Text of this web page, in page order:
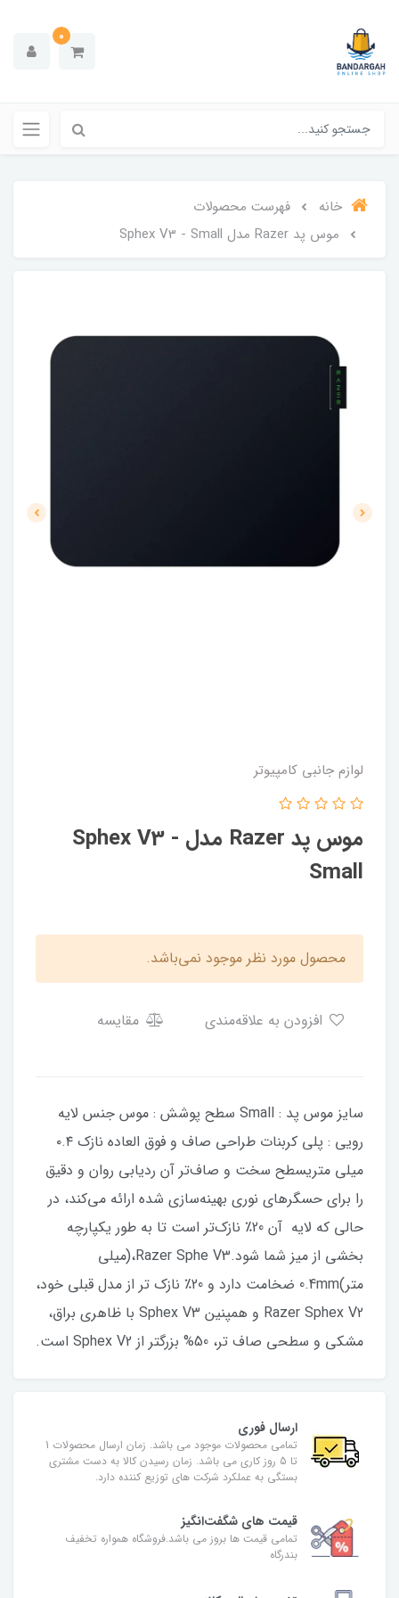
0
خانه
فهرست محصولات
موس پد Razer مدل Sphex V3 - Small
لوازم جانبی کامپیوتر
موس پد Razer مدل Sphex V3 -
Small
محصول مورد نظر موجود نمی‌باشد.
مقایسه
سایز موس پد : Small سطح پوشش : موس جنس لایه
رویی : پلی کربنات طراحی صاف و فوق العاده نازک ۰.۴
میلی متریسطح سخت و صاف‌تر آن ردیابی روان و دقیق
را برای حسگرهای نوری بهینه‌سازی شده ارائه می‌کند، در
حالی که لایه آن 20٪ نازک‌تر است تا به طور یکپارچه
بخشی از میز شما شود.Razer Sphe V3،(میلی
متر)0.4mm ضخامت دارد و 20٪ نازک تر از مدل قبلی خود،
Razer Sphex V2 و همپنین Sphex V3 با ظاهری براق،
مشکی و سطحی صاف تر، 50% بزرگتر از Sphex V2 است.
ارسال فوری
تمامی محصولات موجود می باشد. زمان ارسال محصولات 1
تا 5 روز کاری می باشد. زمان رسیدن کالا به دست مشتری
بستگی به عملکرد شرکت های توزیع کننده دارد.
قیمت های شگفت‌انگیز
تمامی قیمت ها بروز می باشد.فروشگاه همواره تخفیف
بندرگاه